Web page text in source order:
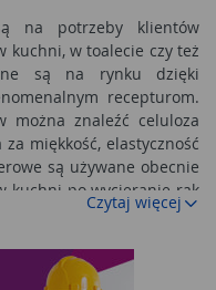
na potrzeby klientów
kuchni, w toalecie czy też
są na rynku dzięki
recepturom.
można znaleźć celuloza
miękkość, elastyczność
są używane obecnie
kuchni po wycieranie rąk
papierowych ręczników
Posiadają one cechy
mają styczność na co
Czytaj więcej